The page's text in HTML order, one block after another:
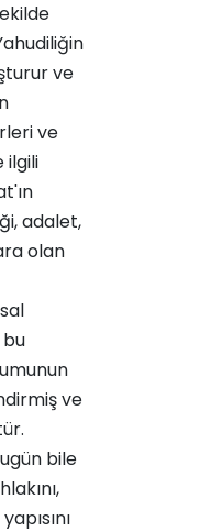
ve
ve
ilgili
adalet,
olan
ve
bile